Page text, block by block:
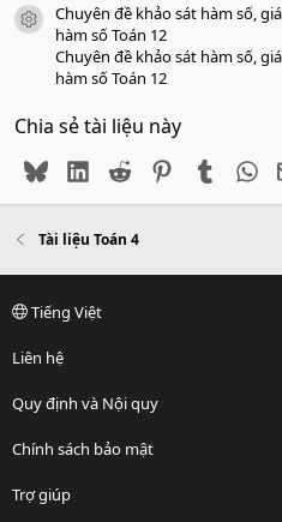
icon tài liệu
Chuyên đề khảo sát hàm số,
hàm số Toán 12
Chuyên đề khảo sát hàm số,
hàm số Toán 12
Chia sẻ tài liệu này
BlueskyLinkedIn
Reddit PinterestTumblr
Tài liệu Toán 4
Tiếng Việt
Liên hệ
Quy định và Nội quy
Chính sách bảo mật
Trợ giúp